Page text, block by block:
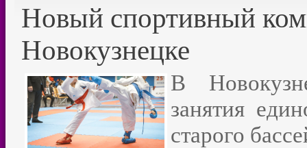
Новый спортивный
Новокузнецке
В
занятия
старого